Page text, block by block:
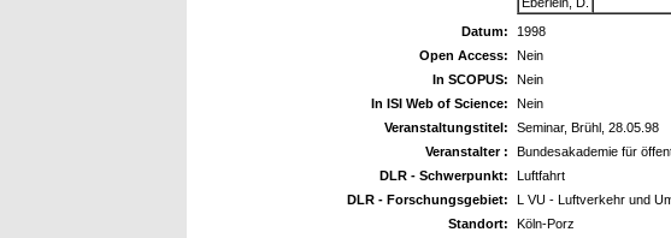
Datum:
1998
Open Access:
Nein
In SCOPUS:
Nein
In ISI Web of Science:
Nein
Veranstaltungstitel:
Seminar, Brühl, 28.05.98
Veranstalter :
Bundesakademie für
DLR - Schwerpunkt:
Luftfahrt
DLR - Forschungsgebiet:
L VU - Luftverkehr und
Standort:
Köln-Porz